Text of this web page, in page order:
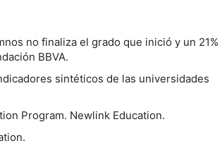
no finaliza el grado que inició y un 21%
BBVA.
sintéticos de las universidades
Program. Newlink Education.